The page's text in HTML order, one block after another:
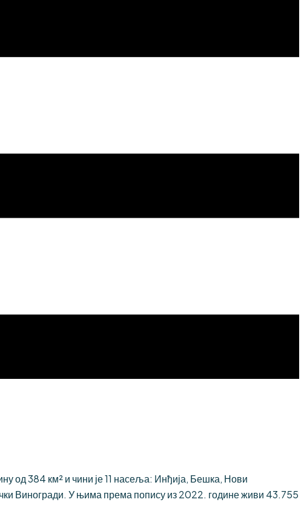
од 384 км² и чини је 11 насеља: Инђија, Бешка, Нови
Виногради. У њима према попису из 2022. године живи 43.755